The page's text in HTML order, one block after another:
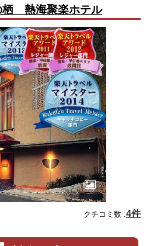
熱海聚楽ホテル
クチコミ数 :4件